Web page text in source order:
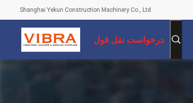
Shanghai Yekun Construction Machinery Co., Ltd.
درخواست نقل قول